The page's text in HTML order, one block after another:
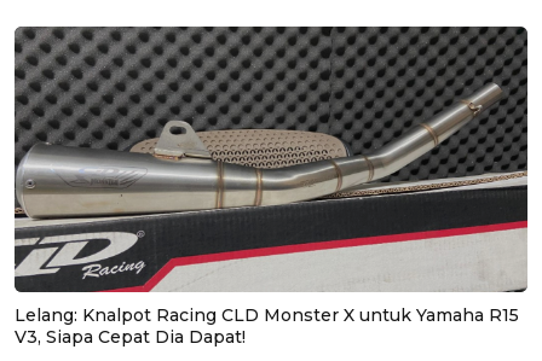
Lelang: Knalpot Racing CLD Monster X untuk Yamaha R15
V3, Siapa Cepat Dia Dapat!